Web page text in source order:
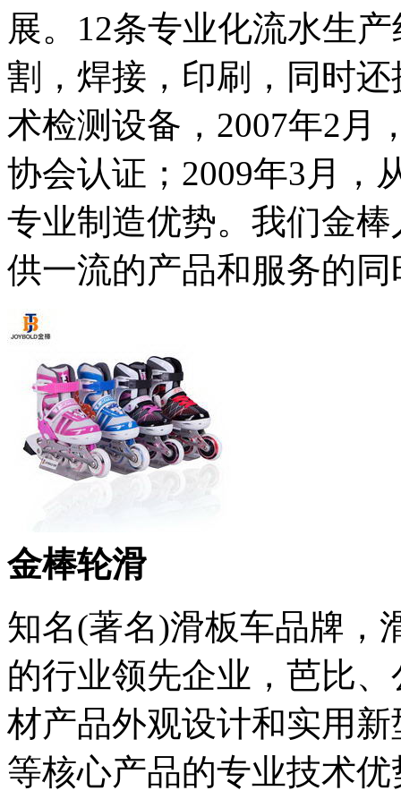
展。12条专业化流水生
割，焊接，印刷，同时
术检测设备，2007年2月
协会认证；2009年3月，
专业制造优势。我们金
供一流的产品和服务的
金棒轮滑
知名(著名)滑板车品牌，
的行业领先企业，芭比
材产品外观设计和实用
等核心产品的专业技术